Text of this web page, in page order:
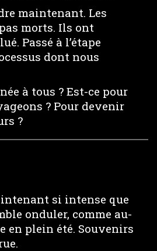
maintenant. Les
morts. Ils ont
Passé à l’étape
dont nous
à tous ? Est-ce pour
? Pour devenir
?
si intense que
onduler, comme au-
en plein été. Souvenirs